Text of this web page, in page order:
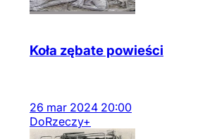
Koła zębate powieści
26 mar 2024 20:00
DoRzeczy+